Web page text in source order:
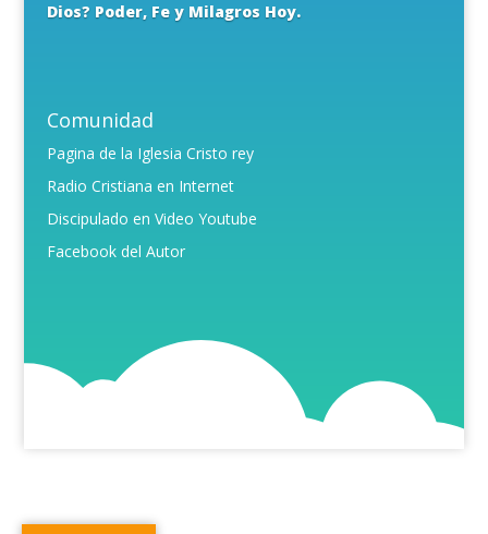
Dios? Poder, Fe y Milagros Hoy.
Comunidad
Pagina de la Iglesia Cristo rey
Radio Cristiana en Internet
Discipulado en Video Youtube
Facebook del Autor